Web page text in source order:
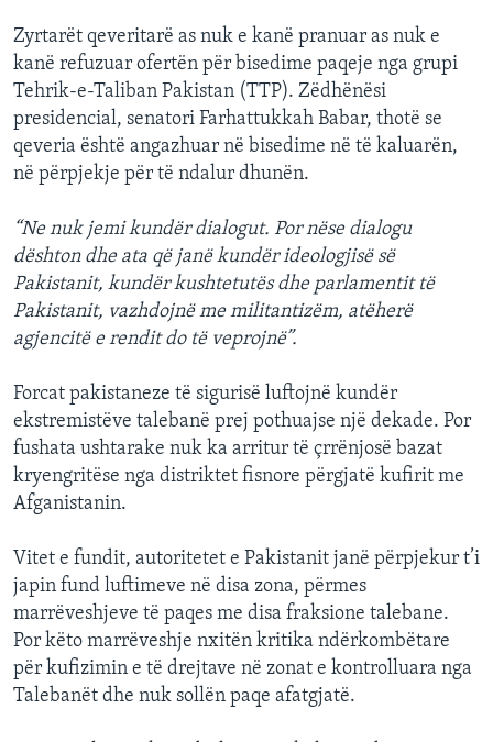
Zyrtarët qeveritarë as nuk e kanë pranuar as nuk e
kanë refuzuar ofertën për bisedime paqeje nga grupi
Tehrik-e-Taliban Pakistan (TTP). Zëdhënësi
presidencial, senatori Farhattukkah Babar, thotë se
qeveria është angazhuar në bisedime në të kaluarën,
në përpjekje për të ndalur dhunën.
“Ne nuk jemi kundër dialogut. Por nëse dialogu
dështon dhe ata që janë kundër ideologjisë së
Pakistanit, kundër kushtetutës dhe parlamentit të
Pakistanit, vazhdojnë me militantizëm, atëherë
agjencitë e rendit do të veprojnë”.
Forcat pakistaneze të sigurisë luftojnë kundër
ekstremistëve talebanë prej pothuajse një dekade. Por
fushata ushtarake nuk ka arritur të çrrënjosë bazat
kryengritëse nga distriktet fisnore përgjatë kufirit me
Afganistanin.
Vitet e fundit, autoritetet e Pakistanit janë përpjekur t’i
japin fund luftimeve në disa zona, përmes
marrëveshjeve të paqes me disa fraksione talebane.
Por këto marrëveshje nxitën kritika ndërkombëtare
për kufizimin e të drejtave në zonat e kontrolluara nga
Talebanët dhe nuk sollën paqe afatgjatë.